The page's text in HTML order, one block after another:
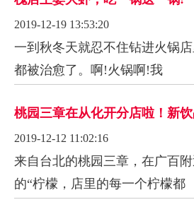
2019-12-19 13:53:20
一到秋冬天就忍不住钻进火锅
都被治愈了。啊!火锅啊!我
桃园三章在从化开分店啦！新饮
2019-12-12 11:02:16
来自台北的桃园三章，在广百
的“柠檬，店里的每一个柠檬都